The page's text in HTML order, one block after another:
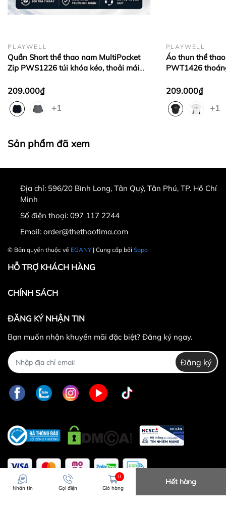
PLAYWELL
Quần Short thể thao nam MultiPocket
Zip PWS1226 túi khóa kéo, thoải mái
209.000₫
+1
PLAYWELL
Áo thun thể
PWT1426
209.000₫
+1
Sản phẩm đã xem
Địa chỉ: 596/20 Bình Long, Tân Quý, Tân Phú, TP. Hồ Chí
Minh
Số điện thoại: 097 117 2244
Email: order@thethaofima.com
© Bản quyền thuộc về EGANY| Cung cấp bởi Sapo
HỖ TRỢ KHÁCH HÀNG
CHÍNH SÁCH
ĐĂNG KÝ NHẬN TIN
Bạn muốn nhận khuyến mãi đặc biệt? Đăng ký ngay.
Đăng ký
Nhắn tin Gọi điện
0
Giỏ hàng
Hết hàng